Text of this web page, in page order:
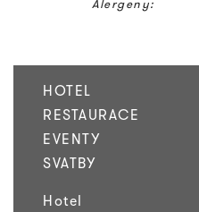
Alergeny:
HOTEL
RESTAURACE
EVENTY
SVATBY
Hotel